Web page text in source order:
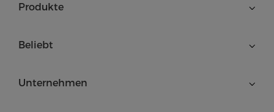
Produkte
Beliebt
Unternehmen